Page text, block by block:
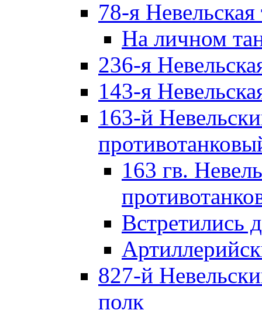
78-я Невельская
На личном
236-я
143-я
163-й
163 гв.
Встретились
827-й
полк